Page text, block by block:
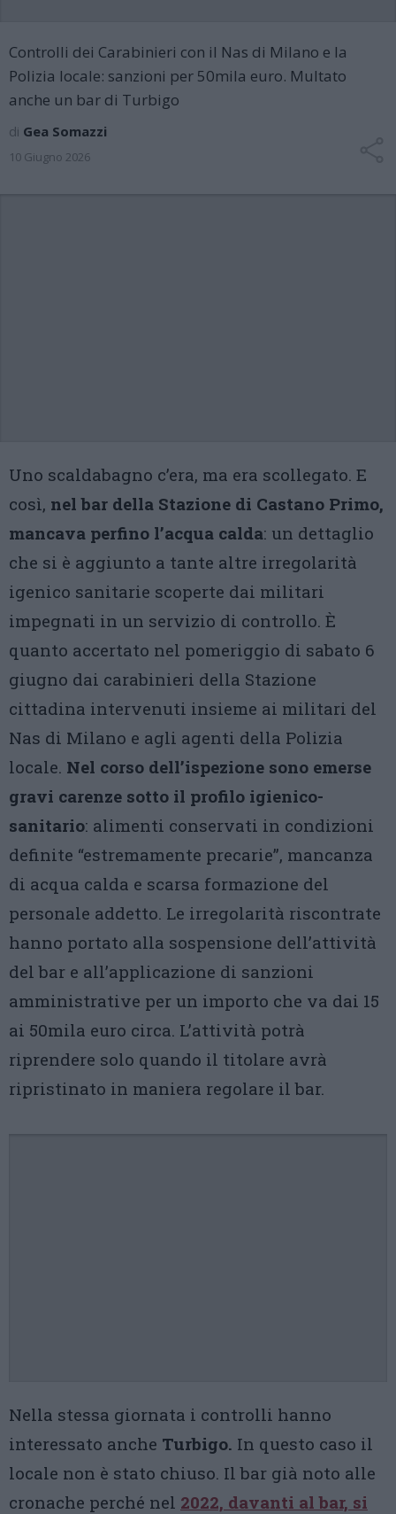
Controlli dei Carabinieri con il Nas di Milano e la
Polizia locale: sanzioni per 50mila euro. Multato
anche un bar di Turbigo
di Gea Somazzi
10 Giugno 2026
Uno scaldabagno c’era, ma era scollegato. E
così, nel bar della Stazione di Castano Primo,
mancava perfino l’acqua calda: un dettaglio
che si è aggiunto a tante altre irregolarità
igenico sanitarie scoperte dai militari
impegnati in un servizio di controllo. È
quanto accertato nel pomeriggio di sabato 6
giugno dai carabinieri della Stazione
cittadina intervenuti insieme ai militari del
Nas di Milano e agli agenti della Polizia
locale. Nel corso dell’ispezione sono emerse
gravi carenze sotto il profilo igienico-
sanitario: alimenti conservati in condizioni
definite “estremamente precarie”, mancanza
di acqua calda e scarsa formazione del
personale addetto. Le irregolarità riscontrate
hanno portato alla sospensione dell’attività
del bar e all’applicazione di sanzioni
amministrative per un importo che va dai 15
ai 50mila euro circa. L’attività potrà
riprendere solo quando il titolare avrà
ripristinato in maniera regolare il bar.
Nella stessa giornata i controlli hanno
interessato anche Turbigo. In questo caso il
locale non è stato chiuso. Il bar già noto alle
cronache perché nel 2022, davanti al bar, si